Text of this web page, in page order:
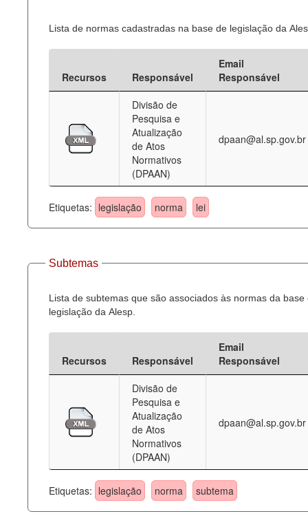
Lista de normas cadastradas na base de legislação da
Recursos Responsável
Email
Responsável
Divisão de
Pesquisa e
Atualização
de Atos
Normativos
(DPAAN)
dpaan@al.sp.gov.br
Etiquetas: legislação norma lei
Subtemas
Lista de subtemas que são associados às normas da base
legislação da Alesp.
Recursos Responsável
Email
Responsável
Divisão de
Pesquisa e
Atualização
de Atos
Normativos
(DPAAN)
dpaan@al.sp.gov.br
Etiquetas: legislação norma subtema